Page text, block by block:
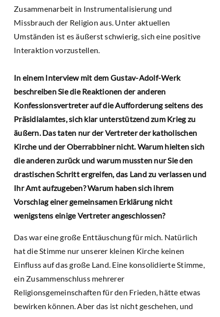
Zusammenarbeit in Instrumentalisierung und
Missbrauch der Religion aus. Unter aktuellen
Umständen ist es äußerst schwierig, sich eine positive
Interaktion vorzustellen.
In einem Interview mit dem Gustav-Adolf-Werk
beschreiben Sie die Reaktionen der anderen
Konfessionsvertreter auf die Aufforderung seitens des
Präsidialamtes, sich klar unterstützend zum Krieg zu
äußern. Das taten nur der Vertreter der katholischen
Kirche und der Oberrabbiner nicht. Warum hielten sich
die anderen zurück und warum mussten nur Sie den
drastischen Schritt ergreifen, das Land zu verlassen und
Ihr Amt aufzugeben? Warum haben sich ihrem
Vorschlag einer gemeinsamen Erklärung nicht
wenigstens einige Vertreter angeschlossen?
Das war eine große Enttäuschung für mich. Natürlich
hat die Stimme nur unserer kleinen Kirche keinen
Einfluss auf das große Land. Eine konsolidierte Stimme,
ein Zusammenschluss mehrerer
Religionsgemeinschaften für den Frieden, hätte etwas
bewirken können. Aber das ist nicht geschehen, und